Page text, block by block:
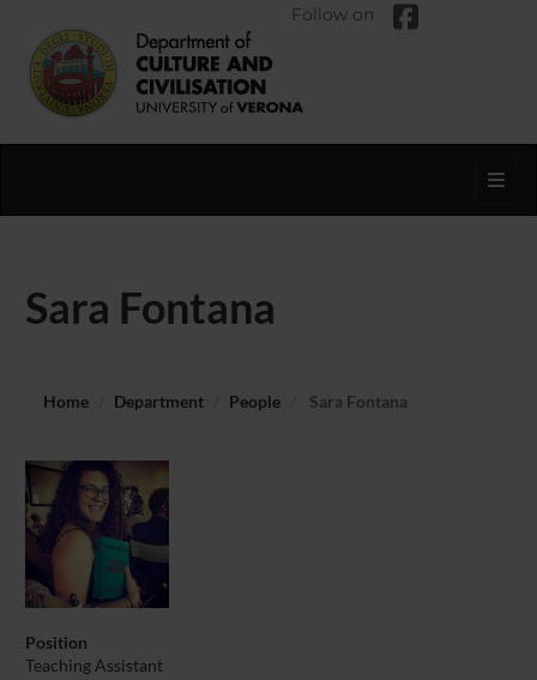
Follow on
Sara Fontana
Home Department People Sara Fontana
Position
Teaching Assistant